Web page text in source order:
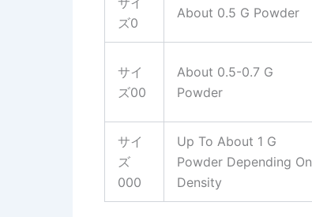
ズ0
About 0.5 G Powder
サイ
ズ00
About 0.5-0.7 G
Powder
サイ
ズ
000
Up To About 1 G
Powder Depending On
Density